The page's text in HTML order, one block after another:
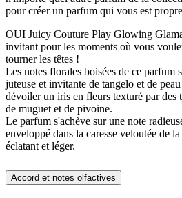
pour créer un parfum qui vous est
OUI Juicy Couture Play Glowing
invitant pour les moments où vous
tourner les têtes !
Les notes florales boisées de ce parfum
juteuse et invitante de tangelo et de
dévoiler un iris en fleurs texturé par des
de muguet et de pivoine.
Le parfum s'achève sur une note
enveloppé dans la caresse veloutée de
éclatant et léger.
Accord et notes olfactives